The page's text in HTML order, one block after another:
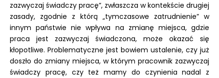
zazwyczaj świadczy pracę”, zwłaszcza w kontekście drugiej
zasady, zgodnie z którą „tymczasowe zatrudnienie” w
innym państwie nie wpływa na zmianę miejsca, gdzie
praca jest zazwyczaj świadczona, może okazać się
kłopotliwe. Problematyczne jest bowiem ustalenie, czy już
doszło do zmiany miejsca, w którym pracownik zazwyczaj
świadczy pracę, czy też mamy do czynienia nadal z